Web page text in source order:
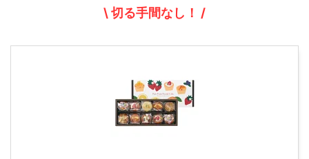
\ 切る手間なし！ /